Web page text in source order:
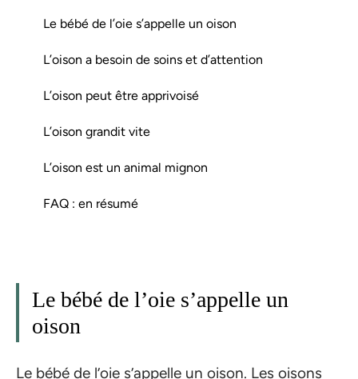
Le bébé de l’oie s’appelle un oison
L’oison a besoin de soins et d’attention
L’oison peut être apprivoisé
L’oison grandit vite
L’oison est un animal mignon
FAQ : en résumé
Le bébé de l’oie s’appelle un
oison
Le bébé de l’oie s’appelle un oison. Les oisons